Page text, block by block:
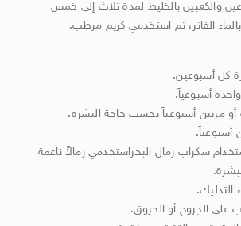
والكعبين بالخليط لمدة ثلاث إلى خمس
الفاتر، ثم استخدمي كريم مرطب.
كل أسبوعين.
أسبوعياً.
أو مرتين أسبوعياً بحسب حاجة البشرة.
أسبوعياً.
سكراب رمال البحراستخدمي رمالاً ناعمة
التدليك.
على الجروح أو الحروق.